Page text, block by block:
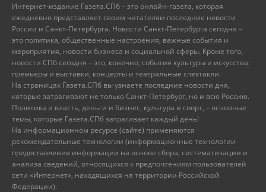
Интернет-издание Газета.СПб – это онлайн-газета, которая
ежедневно представляет своим читателям последние новости
России и Санкт-Петербурга. Новости Санкт-Петербурга сегодня –
это политика, общественные настроения, важные события и
мероприятия, новости бизнеса и социальной сферы. Кроме того,
новости СПб сегодня – это, конечно, события культуры и искусства:
премьеры и выставки, концерты и театральные спектакли.
На страницах Газета.СПб вы узнаете последние новости дня,
которые затрагивают не только Санкт-Петербург, но и всю Россию.
Политика и власть, деньги и бизнес, культура и спорт, – основные
темы, которые Газета.СПб затрагивает каждый день!
На информационном ресурсе (сайте) применяются
рекомендательные технологии (информационные технологии
предоставления информации на основе сбора, систематизации и
анализа сведений, относящихся к предпочтениям пользователей
сети «Интернет», находящихся на территории Российской
Федерации).